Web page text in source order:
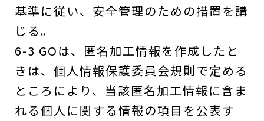
基準に従い、安全管理のための措置を講
じる。
6-3 GOは、匿名加工情報を作成したと
きは、個人情報保護委員会規則で定める
ところにより、当該匿名加工情報に含ま
れる個人に関する情報の項目を公表す